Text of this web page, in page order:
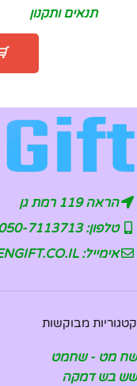
תנאים ותקנון
הראה 119 רמת גן
טלפון: 050-7113713
אימייל: SHOP@TENGIFT.CO.IL
קטגוריות מבוקשות
שח מט - שחמט
שש בש דמקה